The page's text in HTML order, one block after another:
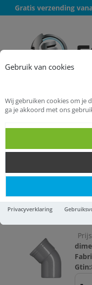
Gebruik van cookies
Wij gebruiken cookies om je
ga je akkoord met ons
Privacyverklaring
Gratis verzending
Startpagina
Buitenriolering
Buitenriolering, pvc
Gtin: